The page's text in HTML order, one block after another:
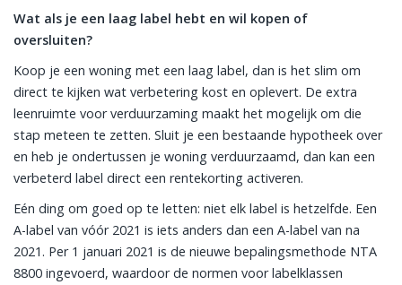
Wat als je een laag label hebt en wil kopen of
oversluiten?
Koop je een woning met een laag label, dan is het slim om
direct te kijken wat verbetering kost en oplevert. De extra
leenruimte voor verduurzaming maakt het mogelijk om die
stap meteen te zetten. Sluit je een bestaande hypotheek over
en heb je ondertussen je woning verduurzaamd, dan kan een
verbeterd label direct een rentekorting activeren.
Eén ding om goed op te letten: niet elk label is hetzelfde. Een
A-label van vóór 2021 is iets anders dan een A-label van na
2021. Per 1 januari 2021 is de nieuwe bepalingsmethode NTA
8800 ingevoerd, waardoor de normen voor labelklassen